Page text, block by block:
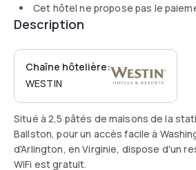
Cet hôtel ne propose pas le
Description
Chaîne hôtelière:
WESTIN
Situé à 2,5 pâtés de maisons de la
Ballston, pour un accès facile à
d'Arlington, en Virginie, dispose d'un
WiFi est gratuit.